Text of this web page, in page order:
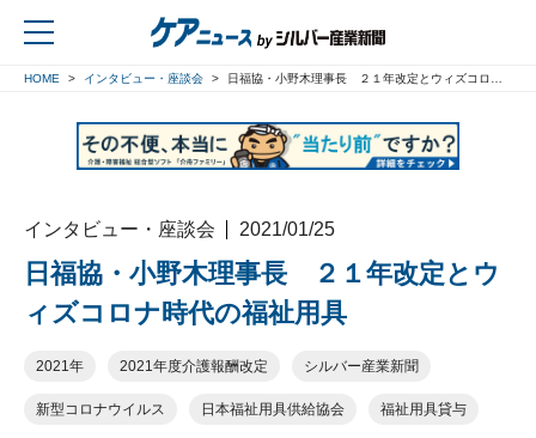
HOME インタビュー・座談会 日福協・小野木理事長 ２１年改定とウィズコロナ時代の福祉用具
インタビュー・座談会 2021/01/25
日福協・小野木理事長 ２１年改定とウ
ィズコロナ時代の福祉用具
2021年 2021年度介護報酬改定 シルバー産業新聞
新型コロナウイルス 日本福祉用具供給協会 福祉用具貸与